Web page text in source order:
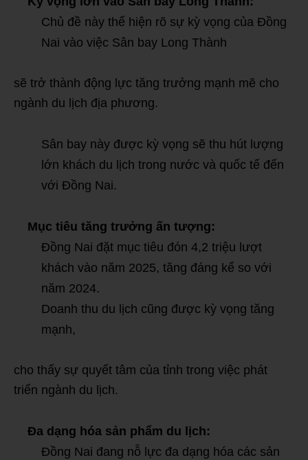
Chủ đề này thể hiện rõ sự kỳ vọng của Đồng
Nai vào việc Sân bay Long Thành
sẽ trở thành động lực tăng trưởng mạnh mẽ cho
ngành du lịch địa phương.
Sân bay này được kỳ vọng sẽ thu hút lượng
lớn khách du lịch trong nước và quốc tế đến
với Đồng Nai.
Mục tiêu tăng trưởng ấn tượng:
Đồng Nai đặt mục tiêu đón 4,2 triệu lượt
khách vào năm 2025, tăng đáng kể so với
năm 2024.
Doanh thu du lịch cũng được kỳ vọng tăng
mạnh,
cho thấy sự quyết tâm của tỉnh trong việc phát
triển ngành du lịch.
Đa dạng hóa sản phẩm du lịch:
Đồng Nai đang nỗ lực đa dạng hóa các sản